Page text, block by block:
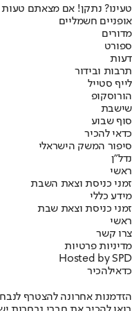
טעינו? נתקן! אם מצאתם
אופניים חשמליים
מדורים
ספורט
דעות
תרבות ובידור
לייף סטייל
הורוסקופ
שישבת
סוף שבוע
כדאי להכיר
סיפור המשק הישראלי
נדל"ן
ראשי
זמני כניסת וצאת השבת
מידע כללי
זמני כניסת וצאת שבת
ראשי
צרו קשר
מדיניות פרטיות
Hosted by SPD
כדאילהכיר
הזדמנות אחרונה להצטרף